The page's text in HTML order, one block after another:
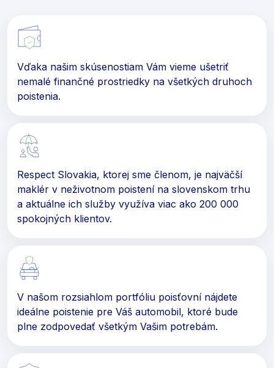
Vďaka našim skúsenostiam Vám vieme ušetriť
nemalé finančné prostriedky na všetkých druhoch
poistenia.
Respect Slovakia, ktorej sme členom, je najväčší
maklér v neživotnom poistení na slovenskom trhu
a aktuálne ich služby využíva viac ako 200 000
spokojných klientov.
V našom rozsiahlom portfóliu poisťovní nájdete
ideálne poistenie pre Váš automobil, ktoré bude
plne zodpovedať všetkým Vašim potrebám.